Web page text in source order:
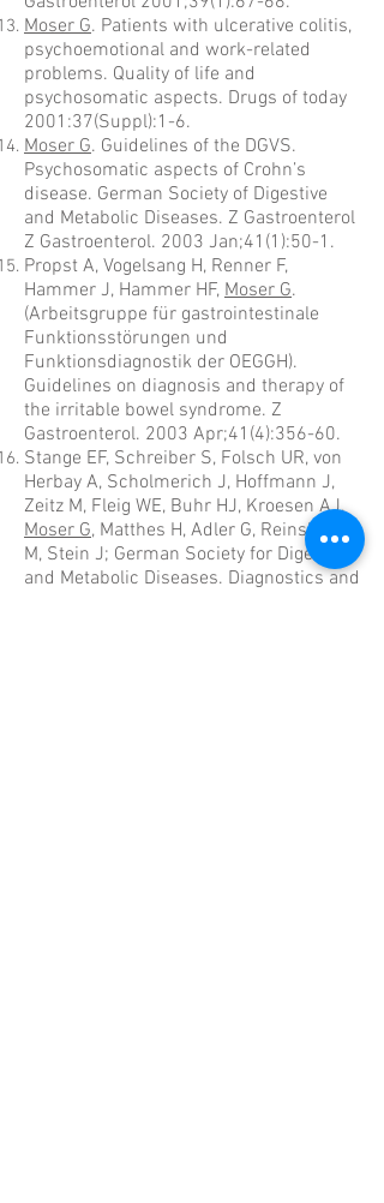
Moser G. Patients with ulcerative colitis,
psychoemotional and work-related
problems. Quality of life and
psychosomatic aspects. Drugs of today
2001:37(Suppl):1-6.
Moser G. Guidelines of the DGVS.
Psychosomatic aspects of Crohn’s
disease. German Society of Digestive
and Metabolic Diseases. Z Gastroenterol
Z Gastroenterol. 2003 Jan;41(1):50-1.
Propst A, Vogelsang H, Renner F,
Hammer J, Hammer HF, Moser G.
(Arbeitsgruppe für gastrointestinale
Funktionsstörungen und
Funktionsdiagnostik der OEGGH).
Guidelines on diagnosis and therapy of
the irritable bowel syndrome. Z
Gastroenterol. 2003 Apr;41(4):356-60.
Stange EF, Schreiber S, Folsch UR, von
Herbay A, Scholmerich J, Hoffmann J,
Zeitz M, Fleig WE, Buhr HJ, Kroesen AJ,
Moser G, Matthes H, Adler G, Reinshagen
M, Stein J; German Society for Digestive
and Metabolic Diseases. Diagnostics and